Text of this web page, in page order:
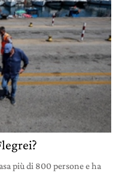
più di 800 persone e ha